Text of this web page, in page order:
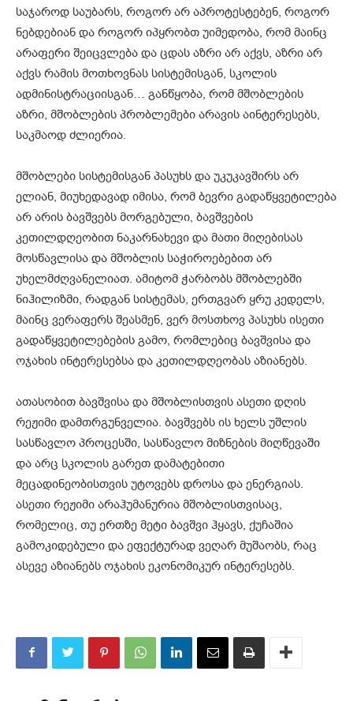
საჯაროდ საუბარს, როგორ არ აპროტესტებენ, როგორ
ნებდებიან და როგორ იპყრობთ უიმედობა, რომ მაინც
არაფერი შეიცვლება და ცდას აზრი არ აქვს, აზრი არ
აქვს რამის მოთხოვნას სისტემისგან, სკოლის
ადმინისტრაციისგან… განწყობა, რომ მშობლების
აზრი, მშობლების პრობლემები არავის აინტერესებს,
საკმაოდ ძლიერია.
მშობლები სისტემისგან პასუხს და უკუკავშირს არ
ელიან, მიუხედავად იმისა, რომ ბევრი გადაწყვეტილება
არ არის ბავშვებს მორგებული, ბავშვების
კეთილდღეობით ნაკარნახევი და მათი მიღებისას
მოსწავლისა და მშობლის საჭიროებებით არ
უხელმძღვანელიათ. ამიტომ ჭარბობს მშობლებში
ნიჰილიზმი, რადგან სისტემას, ერთგვარ ყრუ კედელს,
მაინც ვერაფერს შეასმენ, ვერ მოსთხოვ პასუხს ისეთი
გადაწყვეტილებების გამო, რომლებიც ბავშვისა და
ოჯახის ინტერესებსა და კეთილდღეობას აზიანებს.
ათასობით ბავშვისა და მშობლისთვის ასეთი დღის
რეჟიმი დამთრგუნველია. ბავშვებს ის ხელს უშლის
სასწავლო პროცესში, სასწავლო მიზნების მიღწევაში
და არც სკოლის გარეთ დამატებითი
მეცადინეობისთვის უტოვებს დროსა და ენერგიას.
ასეთი რეჟიმი არაჰუმანურია მშობლისთვისაც,
რომელიც, თუ ერთზე მეტი ბავშვი ჰყავს, ქუჩაშია
გამოკიდებული და ეფექტურად ვეღარ მუშაობს, რაც
ასევე აზიანებს ოჯახის ეკონომიკურ ინტერესებს.